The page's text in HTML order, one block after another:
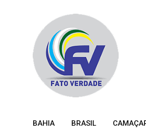
BAHIA BRASIL